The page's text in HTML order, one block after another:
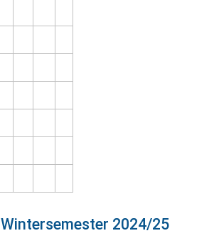
Wintersemester 2024/25